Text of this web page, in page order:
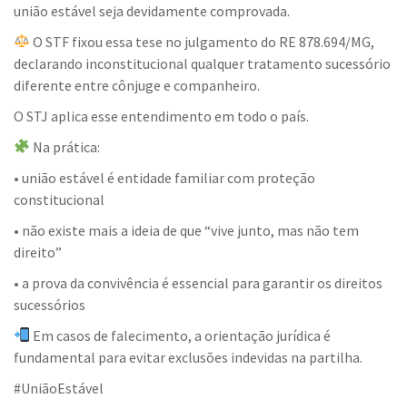
união estável seja devidamente comprovada.
O STF fixou essa tese no julgamento do RE 878.694/MG,
declarando inconstitucional qualquer tratamento sucessório
diferente entre cônjuge e companheiro.
O STJ aplica esse entendimento em todo o país.
Na prática:
• união estável é entidade familiar com proteção
constitucional
• não existe mais a ideia de que “vive junto, mas não tem
direito”
• a prova da convivência é essencial para garantir os direitos
sucessórios
Em casos de falecimento, a orientação jurídica é
fundamental para evitar exclusões indevidas na partilha.
#UniãoEstável